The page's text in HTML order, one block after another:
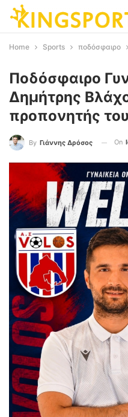
Home Sports ποδόσφαιρο
Ποδόσφαιρο
Δημήτρης
προπονητής
By Γιάννης Δρόσος On